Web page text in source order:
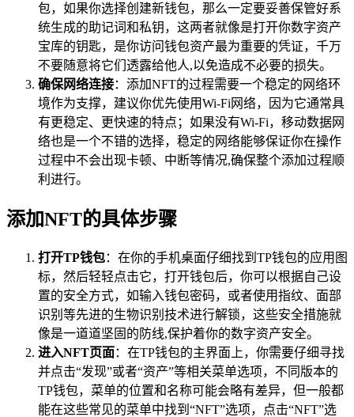
包，如果你选择创建新钱包，那么一定要妥善保管好系
统生成的助记词和私钥，这两者就像是打开你数字资产
宝库的钥匙，是你访问钱包资产最为重要的凭证，千万
不要随意将它们透露给他人,以免造成不必要的损失。
确保网络连接：添加NFT的过程需要一个稳定的网络环
境作为支撑，建议你优先使用Wi-Fi网络，因为它通常具
有更稳定、更快速的特点；如果没有Wi-Fi，移动数据网
络也是一个不错的选择，稳定的网络能够保证你在操作
过程中不会出现卡顿、中断等情况,确保整个添加过程顺
利进行。
添加NFT的具体步骤
打开TP钱包：在你的手机桌面仔细找到TP钱包的应用图
标，然后轻轻点击它，打开钱包后，你可以根据自己设
置的安全方式，如输入钱包密码，或者使用指纹、面部
识别等先进的生物识别技术进行解锁，这些安全措施就
像是一道道坚固的防线,保护着你的数字资产安全。
进入NFT页面：在TP钱包的主界面上，你需要仔细寻找
并点击“发现”或者“资产”等相关菜单选项，不同版本的
TP钱包，菜单的位置和名称可能会略有差异，但一般都
能在这些常见的菜单中找到“NFT”选项，点击“NFT”选